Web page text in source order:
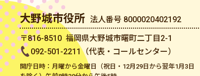
大野城市役所
法人番号 8000020402192
〒816-8510 福岡県大野城市曙町二丁目2-1
092-501-2211（代表・コールセンター）
開庁日時：月曜から金曜日（祝日・12月29日から翌年1月3日